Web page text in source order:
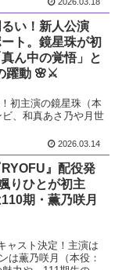
い！新人公演
ート。鏡星珠が初
ん中の覚悟」と
躍動 🌸⚔️
初主演の鏡星珠（本
、和真あさ乃や月世
2026.03.14
』配役発
りひとが初主
期・薫乃咲月
ャスト決定！主演は
は薫乃咲月（本役：